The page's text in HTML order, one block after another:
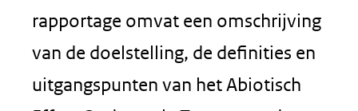
rapportage omvat een omschrijving
van de doelstelling, de definities en
uitgangspunten van het Abiotisch